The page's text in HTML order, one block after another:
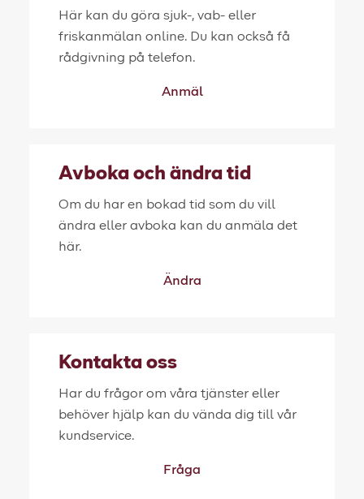
Här kan du göra sjuk-, vab- eller
friskanmälan online. Du kan också få
rådgivning på telefon.
Anmäl
Avboka och ändra tid
Om du har en bokad tid som du vill
ändra eller avboka kan du anmäla det
här.
Ändra
Kontakta oss
Har du frågor om våra tjänster eller
behöver hjälp kan du vända dig till vår
kundservice.
Fråga